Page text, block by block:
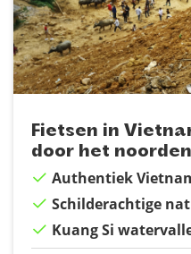
Fietsen in
door het
Authentiek
Schilderachtige
Kuang Si